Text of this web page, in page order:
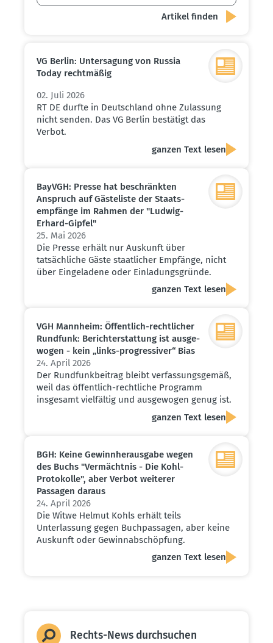
VG Berlin: Unter­sagung von Russia
Today recht­mäßig
02. Juli 2026
RT DE durfte in Deutschland ohne Zulassung
nicht senden. Das VG Berlin bestätigt das
Verbot.
ganzen Text lesen
BayVGH: Presse hat beschränkten
Anspruch auf Gäste­liste der Staats­
emp­fänge im Rahmen der "Ludwig-
Erhard-Gipfel"
25. Mai 2026
Die Presse erhält nur Auskunft über
tatsächliche Gäste staatlicher Empfänge, nicht
über Eingeladene oder Einladungsgründe.
ganzen Text lesen
VGH Mannheim: Öffentlich-recht­licher
Rundfunk: Bericht­erstattung ist ausge­
wogen - kein „links-progres­siver“ Bias
24. April 2026
Der Rundfunkbeitrag bleibt verfassungsgemäß,
weil das öffentlich-rechtliche Programm
insgesamt vielfältig und ausgewogen genug ist.
ganzen Text lesen
BGH: Keine Gewinn­her­ausgabe wegen
des Buchs "Vermächtnis - Die Kohl-
Proto­kolle", aber Verbot weiterer
Passagen daraus
24. April 2026
Die Witwe Helmut Kohls erhält teils
Unterlassung gegen Buchpassagen, aber keine
Auskunft oder Gewinnabschöpfung.
ganzen Text lesen
Rechts-News durch­suchen